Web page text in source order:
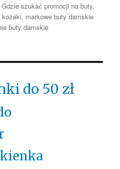
Gdzie szukać promocji na buty,
kozaki, markowe buty damskie
buty damskie
do 50 zł